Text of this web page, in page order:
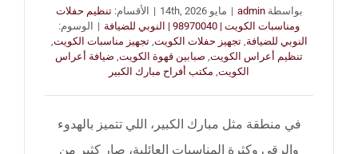
بواسطةadmin
| مايو 14th, 2026 | الأقسام:تنظيم حفلات
ومناسبات الكويت | 98970040 | النوبي للضيافة
|
الوسوم:
النوبي للضيافة,تجهيز حفلات الكويت,تجهيز مناسبات الكويت,
تنظيم أعراس الكويت, صبابين قهوة الكويت, ضيافة أعراس
الكويت, مكتب أفراح مبارك الكبير
في منطقة مثل مبارك الكبير، اللي تتميز بالهدوء
والرقي وكثرة المناسبات العائلية، صار كثير من